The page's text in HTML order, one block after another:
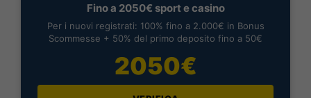
Fino a 2050€ sport e casino
Per i nuovi registrati: 100% fino a 2.000€ in Bonus
Scommesse + 50% del primo deposito fino a 50€
2050€